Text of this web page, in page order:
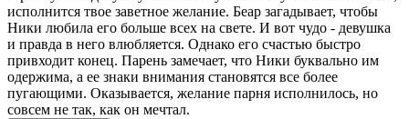
исполнится твое заветное желание. Беар загадывает, чтобы
Ники любила его больше всех на свете. И вот чудо - девушка
и правда в него влюбляется. Однако его счастью быстро
привходит конец. Парень замечает, что Ники буквально им
одержима, а ее знаки внимания становятся все более
пугающими. Оказывается, желание парня исполнилось, но
совсем не так, как он мечтал.